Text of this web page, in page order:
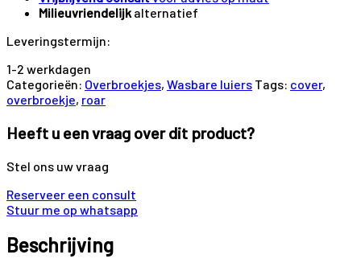
Milieuvriendelijk alternatief
Leveringstermijn:
1-2 werkdagen
Categorieën: Overbroekjes, Wasbare luiers Tags: cover,
overbroekje, roar
Heeft u een vraag over dit product?
Stel ons uw vraag
Reserveer een consult
Stuur me op whatsapp
Beschrijving